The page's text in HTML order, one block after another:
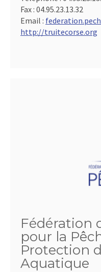
Fax : 04.95.23.13.32
Email :
http://truitecorse.org
Fédération
pour la
Protection
Aquatique